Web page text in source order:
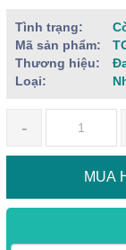
Tình trạng:
Mã sản phẩm:
Thương hiệu:
Loại:
-
MUA